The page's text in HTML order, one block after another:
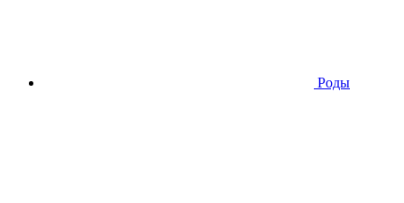
Роды